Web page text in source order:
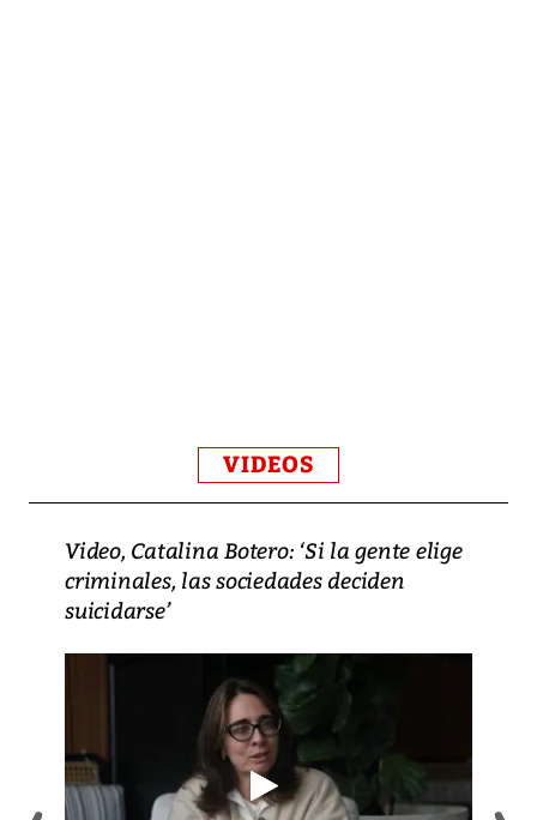
VIDEOS
Video, Catalina Botero: ‘Si la gente elige
criminales, las sociedades deciden
suicidarse’